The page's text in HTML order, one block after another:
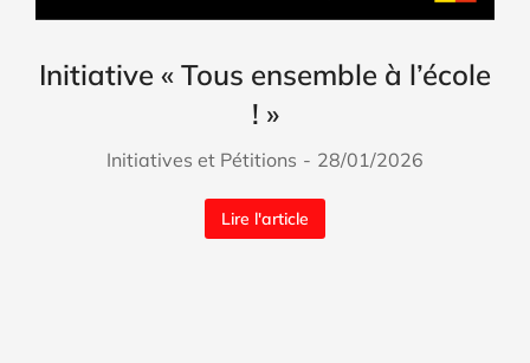
Initiative « Tous ensemble à l’école
! »
Initiatives et Pétitions 28/01/2026
Lire l'article